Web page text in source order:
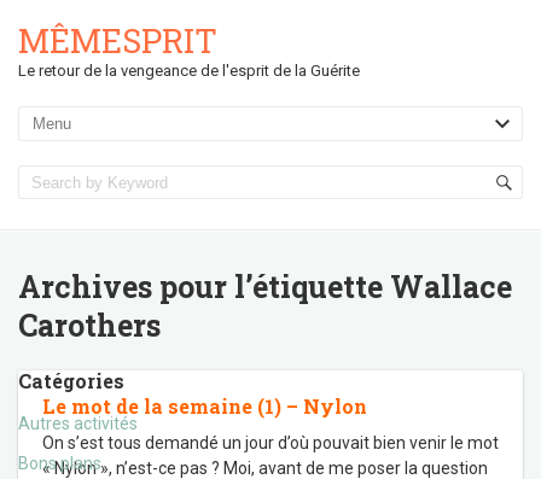
MÊMESPRIT
Le retour de la vengeance de l'esprit de la Guérite
Archives pour l’étiquette Wallace
Carothers
Catégories
Autres activités
Bons plans
Le mot de la semaine (1) – Nylon
On s’est tous demandé un jour d’où pouvait bien venir le mot
« Nylon », n’est-ce pas ? Moi, avant de me poser la question